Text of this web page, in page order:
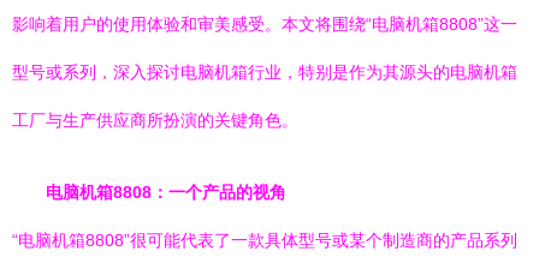
影响着用户的使用体验和审美感受。本文将围绕“电脑机箱8808”这一
型号或系列，深入探讨电脑机箱行业，特别是作为其源头的电脑机箱
工厂与生产供应商所扮演的关键角色。
电脑机箱8808：一个产品的视角
“电脑机箱8808”很可能代表了一款具体型号或某个制造商的产品系列